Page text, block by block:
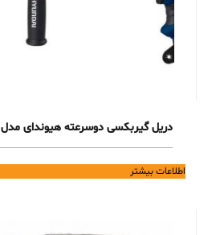
دریل گیربکسی دوسرعته هیوندای مدل HP1013
اطلاعات بیشتر